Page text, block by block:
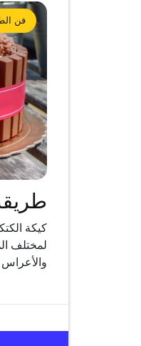
فن
كيكة
لمختلف
والأعراس